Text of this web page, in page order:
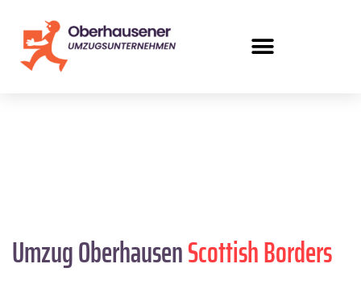
Umzug OberhausenScottish Borders